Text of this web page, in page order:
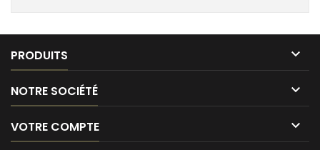
PRODUITS 
NOTRE SOCIÉTÉ 
VOTRE COMPTE 